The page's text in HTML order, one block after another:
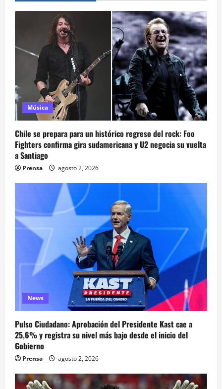
Música
Chile se prepara para un histórico regreso del rock: Foo
Fighters confirma gira sudamericana y U2 negocia su vuelta
a Santiago
Prensa agosto 2, 2026
News
Pulso Ciudadano: Aprobación del Presidente Kast cae a
25,6% y registra su nivel más bajo desde el inicio del
Gobierno
Prensa agosto 2, 2026